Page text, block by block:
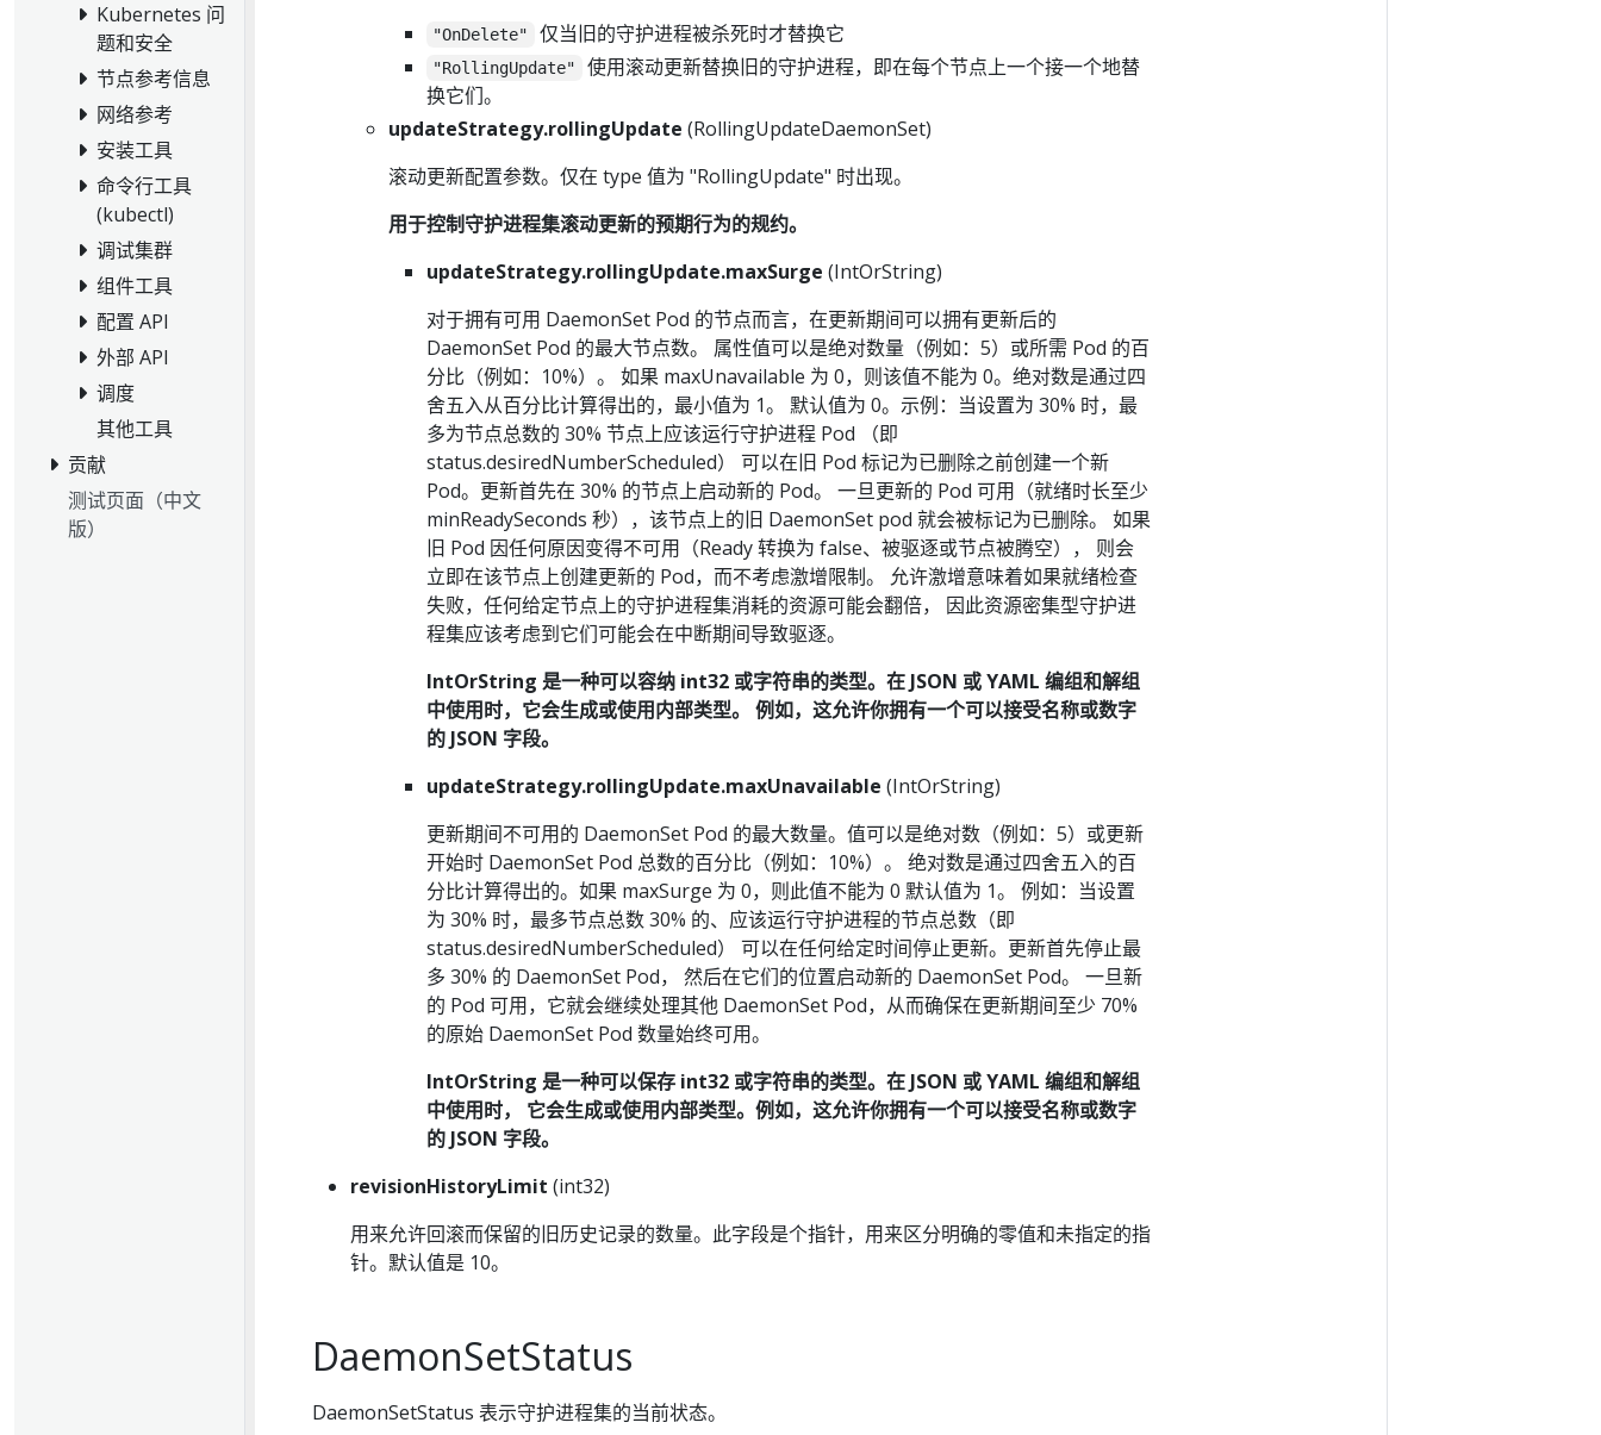
Kubernetes 问
题和安全
节点参考信息
网络参考
安装工具
命令行工具
(kubectl)
调试集群
组件工具
配置 API
外部 API
调度
其他工具
贡献
测试页面（中文
版）
"OnDelete" 仅当旧的守护进程被杀死时才替换它
"RollingUpdate"
使用滚动更新替换旧的守护进程，即在每个节点上一个接一个地替
换它们。
updateStrategy.rollingUpdate (RollingUpdateDaemonSet)
滚动更新配置参数。仅在 type 值为 "RollingUpdate" 时出现。
用于控制守护进程集滚动更新的预期行为的规约。
updateStrategy.rollingUpdate.maxSurge (IntOrString)
对于拥有可用 DaemonSet Pod 的节点而言，在更新期间可以拥有更新后的
DaemonSet Pod 的最大节点数。 属性值可以是绝对数量（例如：5）或所需 Pod 的百
分比（例如：10%）。 如果 maxUnavailable 为 0，则该值不能为 0。绝对数是通过四
舍五入从百分比计算得出的，最小值为 1。 默认值为 0。示例：当设置为 30% 时，最
多为节点总数的 30% 节点上应该运行守护进程 Pod （即
status.desiredNumberScheduled） 可以在旧 Pod 标记为已删除之前创建一个新
Pod。更新首先在 30% 的节点上启动新的 Pod。 一旦更新的 Pod 可用（就绪时长至少
minReadySeconds 秒），该节点上的旧 DaemonSet pod 就会被标记为已删除。 如果
旧 Pod 因任何原因变得不可用（Ready 转换为 false、被驱逐或节点被腾空）， 则会
立即在该节点上创建更新的 Pod，而不考虑激增限制。 允许激增意味着如果就绪检查
失败，任何给定节点上的守护进程集消耗的资源可能会翻倍， 因此资源密集型守护进
程集应该考虑到它们可能会在中断期间导致驱逐。
IntOrString 是一种可以容纳 int32 或字符串的类型。在 JSON 或 YAML 编组和解组
中使用时，它会生成或使用内部类型。 例如，这允许你拥有一个可以接受名称或数字
的 JSON 字段。
updateStrategy.rollingUpdate.maxUnavailable (IntOrString)
更新期间不可用的 DaemonSet Pod 的最大数量。值可以是绝对数（例如：5）或更新
开始时 DaemonSet Pod 总数的百分比（例如：10%）。 绝对数是通过四舍五入的百
分比计算得出的。如果 maxSurge 为 0，则此值不能为 0 默认值为 1。 例如：当设置
为 30% 时，最多节点总数 30% 的、应该运行守护进程的节点总数（即
status.desiredNumberScheduled） 可以在任何给定时间停止更新。更新首先停止最
多 30% 的 DaemonSet Pod， 然后在它们的位置启动新的 DaemonSet Pod。 一旦新
的 Pod 可用，它就会继续处理其他 DaemonSet Pod，从而确保在更新期间至少 70%
的原始 DaemonSet Pod 数量始终可用。
IntOrString 是一种可以保存 int32 或字符串的类型。在 JSON 或 YAML 编组和解组
中使用时， 它会生成或使用内部类型。例如，这允许你拥有一个可以接受名称或数字
的 JSON 字段。
revisionHistoryLimit (int32)
用来允许回滚而保留的旧历史记录的数量。此字段是个指针，用来区分明确的零值和未指定的指
针。默认值是 10。
DaemonSetStatus
DaemonSetStatus 表示守护进程集的当前状态。